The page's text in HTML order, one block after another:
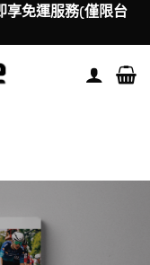
享免運服務(僅限台